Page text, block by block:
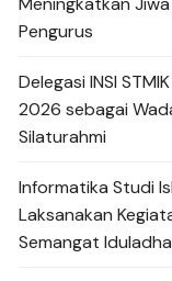
Pengurus
Delegasi INSI
2026 sebagai
Silaturahmi
Informatika Studi
Laksanakan
Semangat Iduladha